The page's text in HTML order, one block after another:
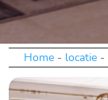
Home- locatie-